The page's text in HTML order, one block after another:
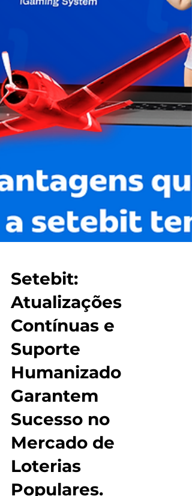
Setebit:
Atualizações
Contínuas e
Suporte
Humanizado
Garantem
Sucesso no
Mercado de